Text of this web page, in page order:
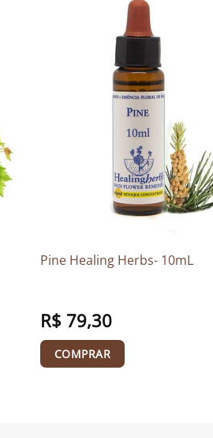
Pine Healing Herbs- 10mL
R$ 79,30
COMPRAR